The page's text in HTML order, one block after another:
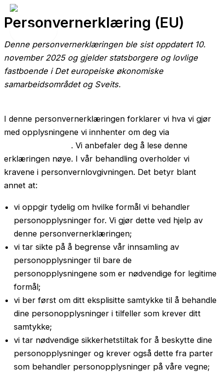
Hopp
rett
innholdet
Main
Personvernerklæring (EU)
Denne personvernerklæringen ble sist oppdatert 10.
november 2025 og gjelder statsborgere og lovlige
fastboende i Det europeiske økonomiske
samarbeidsområdet og Sveits.
I denne personvernerklæringen forklarer vi hva vi gjør
med opplysningene vi innhenter om deg via
. Vi anbefaler deg å lese denne
erklæringen nøye. I vår behandling overholder vi
kravene i personvernlovgivningen. Det betyr blant
annet at:
vi oppgir tydelig om hvilke formål vi behandler
personopplysninger for. Vi gjør dette ved hjelp av
denne personvernerklæringen;
vi tar sikte på å begrense vår innsamling av
personopplysninger til bare de
personopplysningene som er nødvendige for legitime
formål;
vi ber først om ditt eksplisitte samtykke til å behandle
dine personopplysninger i tilfeller som krever ditt
samtykke;
vi tar nødvendige sikkerhetstiltak for å beskytte dine
personopplysninger og krever også dette fra parter
som behandler personopplysninger på våre vegne;